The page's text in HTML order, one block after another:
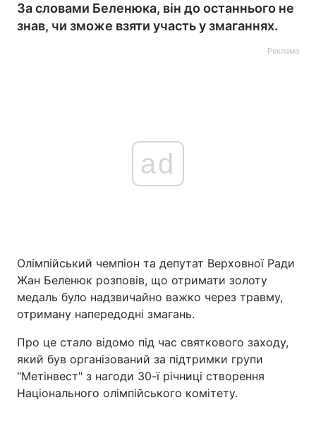
За словами Беленюка, він до останнього не
знав, чи зможе взяти участь у змаганнях.
Реклама
ad
Олімпійський чемпіон та депутат Верховної Ради
Жан Беленюк розповів, що отримати золоту
медаль було надзвичайно важко через травму,
отриману напередодні змагань.
Про це стало відомо під час святкового заходу,
який був організований за підтримки групи
"Метінвест" з нагоди 30-ї річниці створення
Національного олімпійського комітету.